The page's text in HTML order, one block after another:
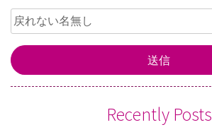
Recently Posts